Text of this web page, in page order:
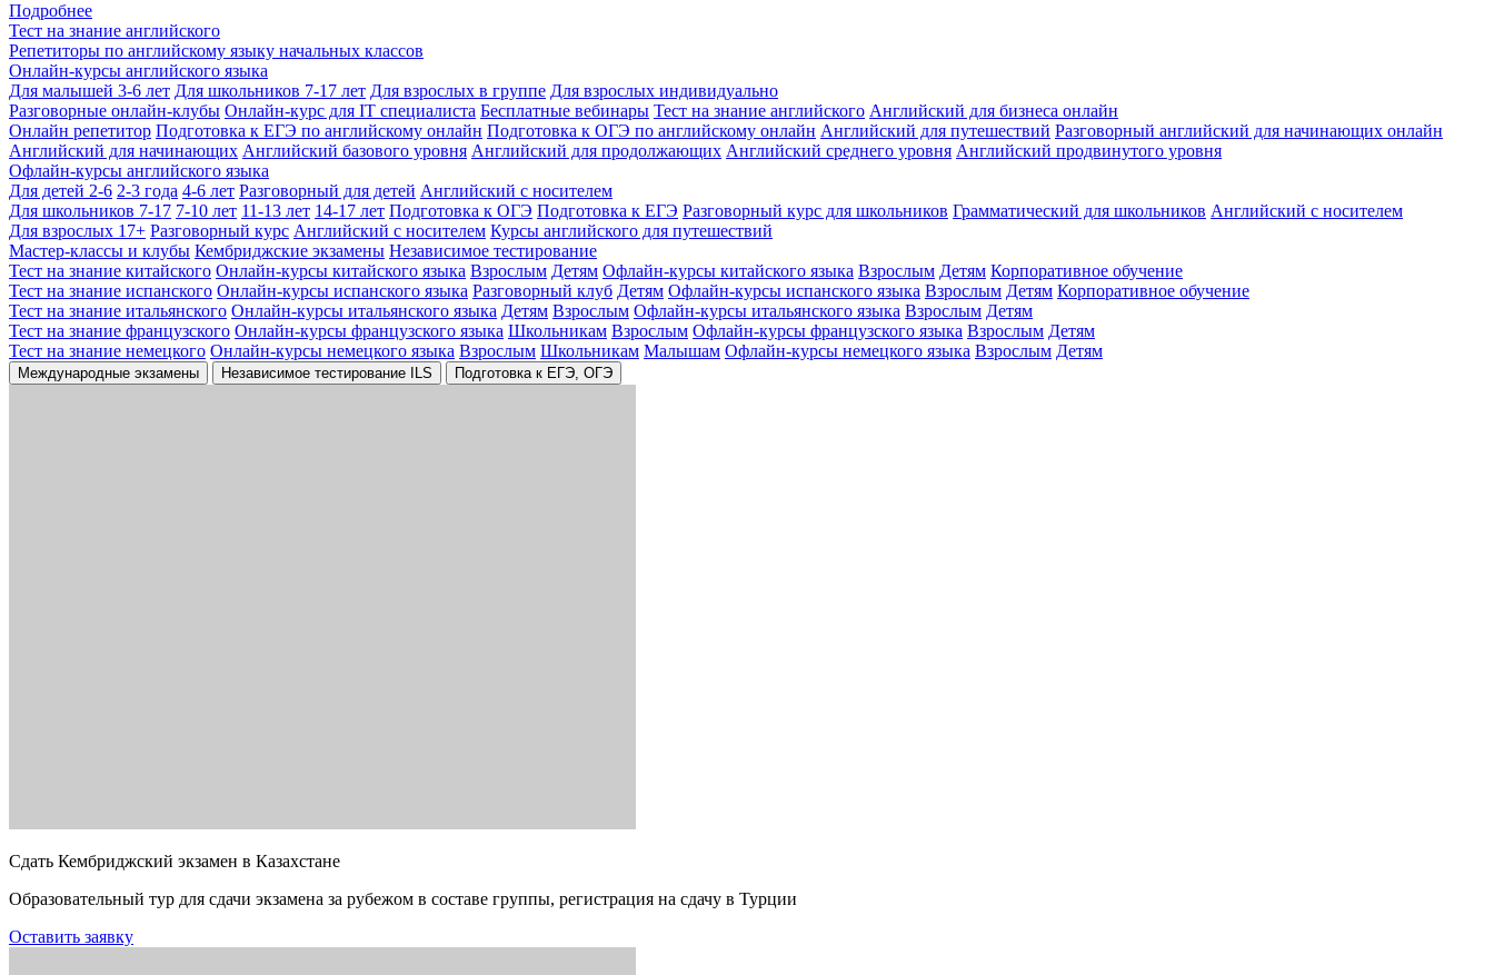
Подробнее
Тест на знание английского
Репетиторы по английскому языку начальных классов
Онлайн-курсы английского языка
Для малышей 3-6 лет Для школьников 7-17 лет Для взрослых в группе Для взрослых индивидуально
Разговорные онлайн-клубы Онлайн-курс для IT специалиста Бесплатные вебинары Тест на знание английского Английский для бизнеса онлайн
Онлайн репетитор Подготовка к ЕГЭ по английскому онлайн Подготовка к ОГЭ по английскому онлайн Английский для путешествий Разговорный английский для начинающих онлайн
Английский для начинающих Английский базового уровня Английский для продолжающих Английский среднего уровня Английский продвинутого уровня
Офлайн-курсы английского языка
Для детей 2-6 2-3 года 4-6 лет Разговорный для детей Английский с носителем
Для школьников 7-17 7-10 лет 11-13 лет 14-17 лет Подготовка к ОГЭ Подготовка к ЕГЭ Разговорный курс для школьников Грамматический для школьников Английский с носителем
Для взрослых 17+ Разговорный курс Английский с носителем Курсы английского для путешествий
Мастер-классы и клубы Кембриджские экзамены Независимое тестирование
Тест на знание китайского Онлайн-курсы китайского языка Взрослым Детям Офлайн-курсы китайского языка Взрослым Детям Корпоративное обучение
Тест на знание испанского Онлайн-курсы испанского языка Разговорный клуб Детям Офлайн-курсы испанского языка Взрослым Детям Корпоративное обучение
Тест на знание итальянского Онлайн-курсы итальянского языка Детям Взрослым Офлайн-курсы итальянского языка Взрослым Детям
Тест на знание французского Онлайн-курсы французского языка Школьникам Взрослым Офлайн-курсы французского языка Взрослым Детям
Тест на знание немецкого Онлайн-курсы немецкого языка Взрослым Школьникам Малышам Офлайн-курсы немецкого языка Взрослым Детям
Международные экзамены Независимое тестирование ILS Подготовка к ЕГЭ, ОГЭ
Сдать Кембриджский экзамен в Казахстане
Образовательный тур для сдачи экзамена за рубежом в составе группы, регистрация на сдачу в Турции
Оставить заявку